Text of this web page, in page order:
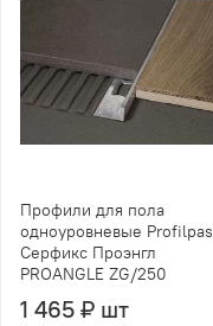
Профили для пола
одноуровневые Profilpas
Серфикс Проэнгл
PROANGLE ZG/250
1 465 ₽ шт